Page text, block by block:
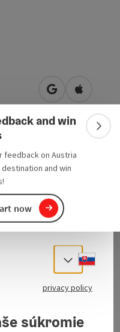
and win
feedback on Austria
destination and win
now
open inOpen in
to 17.00
Select
privacy policy
súkromie